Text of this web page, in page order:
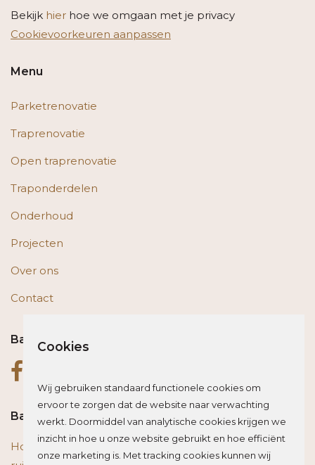
Bekijk hier hoe we omgaan met je privacy
Cookievoorkeuren aanpassen
Menu
Parketrenovatie
Traprenovatie
Open traprenovatie
Traponderdelen
Onderhoud
Projecten
Over ons
Contact
Bas op social media
Bas blogt
Houten vloer of trap renoveren? Zo beïnvloed je de
Cookies
Wij gebruiken standaard functionele cookies om
ervoor te zorgen dat de website naar verwachting
werkt. Doormiddel van analytische cookies krijgen we
inzicht in hoe u onze website gebruikt en hoe efficiënt
onze marketing is. Met tracking cookies kunnen wij